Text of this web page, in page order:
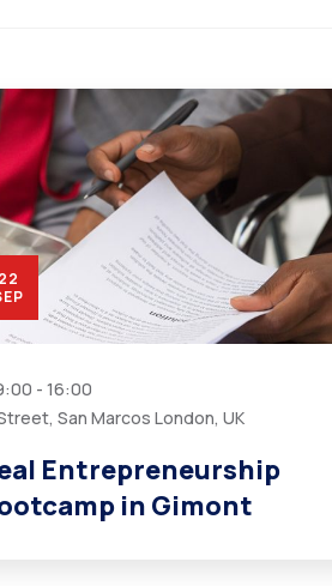
22
- 16:00
San Marcos London, UK
Entrepreneurship
in Gimont